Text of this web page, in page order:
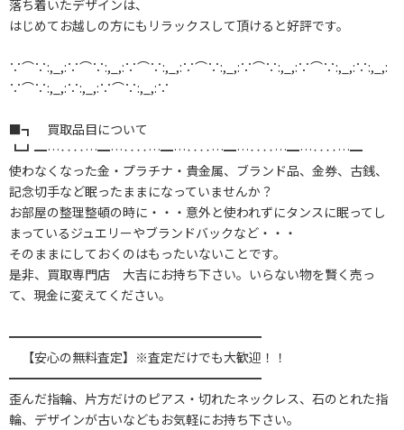
落ち着いたデザインは、
はじめてお越しの方にもリラックスして頂けると好評です。
∵⌒∵:,_,:∵⌒∵:,_,:∵⌒∵:,_,:∵⌒∵:,_,:∵⌒∵:,_,:∵⌒∵:,_,:∵:,_,:
∵⌒∵:,_,:∵:,_,:∵⌒∵:,_,:∵
■┓ 買取品目について
┗┛━…‥‥…━…‥‥…━…‥‥…━…‥‥…━…‥‥…━
使わなくなった金・プラチナ・貴金属、ブランド品、金券、古銭、
記念切手など眠ったままになっていませんか？
お部屋の整理整頓の時に・・・意外と使われずにタンスに眠ってし
まっているジュエリーやブランドバックなど・・・
そのままにしておくのはもったいないことです。
是非、買取専門店 大吉にお持ち下さい。いらない物を賢く売っ
て、現金に変えてください。
━━━━━━━━━━━━━━━━━━━━
【安心の無料査定】※査定だけでも大歓迎！！
━━━━━━━━━━━━━━━━━━━━
歪んだ指輪、片方だけのピアス・切れたネックレス、石のとれた指
輪、デザインが古いなどもお気軽にお持ち下さい。